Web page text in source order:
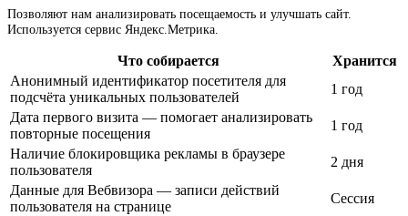
Позволяют нам анализировать посещаемость и улучшать сайт.
Используется сервис Яндекс.Метрика.
Что собирается
Хранится
Анонимный идентификатор посетителя для
подсчёта уникальных пользователей
1 год
Дата первого визита — помогает анализировать
повторные посещения
1 год
Наличие блокировщика рекламы в браузере
пользователя
2 дня
Данные для Вебвизора — записи действий
пользователя на странице
Сессия